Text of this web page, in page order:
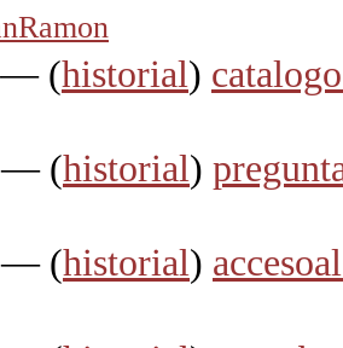
— (historial)
— (historial)
— (historial)